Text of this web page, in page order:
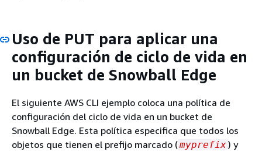
Uso de PUT para aplicar una
configuración de ciclo de vida en
un bucket de Snowball Edge
El siguiente AWS CLI ejemplo coloca una política de
configuración del ciclo de vida en un bucket de
Snowball Edge. Esta política especifica que todos los
objetos que tienen el prefijo marcado (myprefix) y